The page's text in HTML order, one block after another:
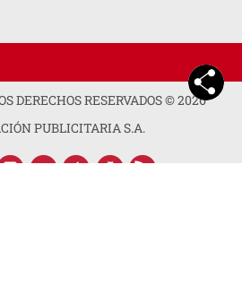
DERECHOS RESERVADOS ©2026
PUBLICITARIA S.A.